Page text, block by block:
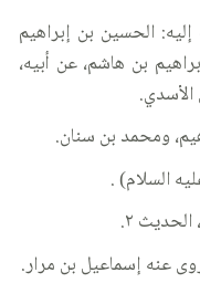
الحسين بن إبراهيم
بن هاشم، عن أبيه،
ومحمد بن سنان.
السلام) .
عنه إسماعيل بن مرار.